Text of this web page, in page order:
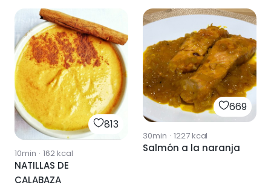
813
10min · 162kcal
NATILLAS DE
CALABAZA
669
30min · 1227kcal
Salmón a la naranja